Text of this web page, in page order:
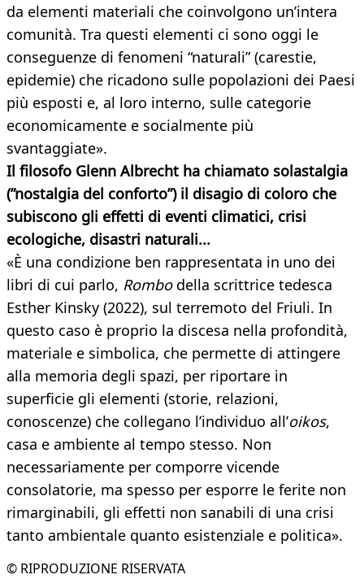
da elementi materiali che coinvolgono un’intera
comunità. Tra questi elementi ci sono oggi le
conseguenze di fenomeni “naturali” (carestie,
epidemie) che ricadono sulle popolazioni dei Paesi
più esposti e, al loro interno, sulle categorie
economicamente e socialmente più
svantaggiate».
Il filosofo Glenn Albrecht ha chiamato solastalgia
(”nostalgia del conforto”) il disagio di coloro che
subiscono gli effetti di eventi climatici, crisi
ecologiche, disastri naturali...
«È una condizione ben rappresentata in uno dei
libri di cui parlo, Rombodella scrittrice tedesca
Esther Kinsky (2022), sul terremoto del Friuli. In
questo caso è proprio la discesa nella profondità,
materiale e simbolica, che permette di attingere
alla memoria degli spazi, per riportare in
superficie gli elementi (storie, relazioni,
conoscenze) che collegano l’individuo all’oikos,
casa e ambiente al tempo stesso. Non
necessariamente per comporre vicende
consolatorie, ma spesso per esporre le ferite non
rimarginabili, gli effetti non sanabili di una crisi
tanto ambientale quanto esistenziale e politica».
© RIPRODUZIONE RISERVATA